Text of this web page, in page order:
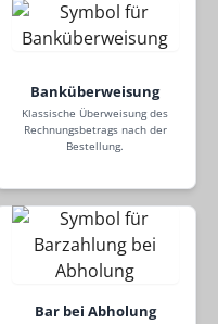
Banküberweisung
Klassische Überweisung des
Rechnungsbetrags nach der
Bestellung.
Bar bei Abholung